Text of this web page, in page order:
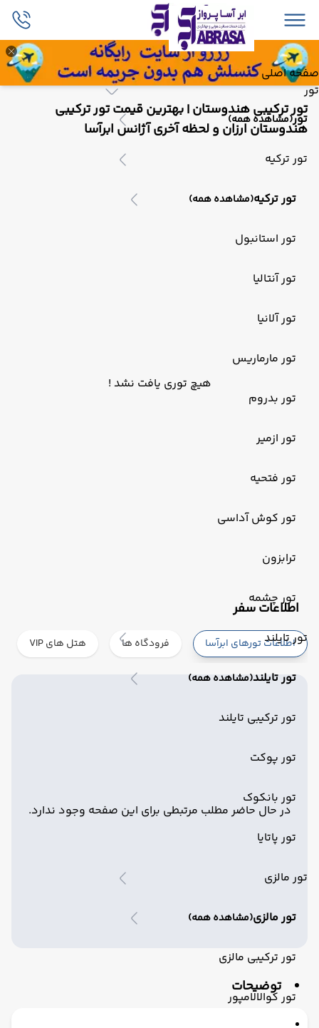
صفحه اصلی
تور
تور(مشاهده همه)
تور ترکیه
تور ترکیه(مشاهده همه)
تور استانبول
تور آنتالیا
تور آلانیا
تور مارماریس
تور بدروم
تور ازمیر
تور فتحیه
تور کوش آداسی
ترابزون
تور چشمه
تور تایلند
تور تایلند(مشاهده همه)
تور ترکیبی تایلند
تور پوکت
تور بانکوک
تور پاتایا
تور مالزی
تور مالزی(مشاهده همه)
تور ترکیبی مالزی
تور کوالالامپور
تور ترکیبی هندوستان | بهترین قیمت تور ترکیبی
هندوستان ارزان و لحظه آخری آژانس ابرآسا
هیچ توری یافت نشد !
‌اطلاعات سفر
اطلاعات تورهای ابرآسا فرودگاه ها هتل های VIP
در حال حاضر مطلب مرتبطی برای این صفحه وجود ندارد.
توضیحات